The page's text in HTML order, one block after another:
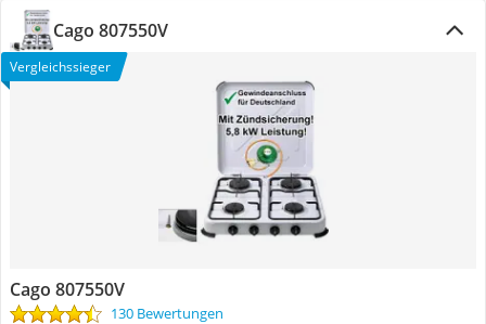
Cago 807550V
Vergleichssieger
Cago 807550V
130 Bewertungen